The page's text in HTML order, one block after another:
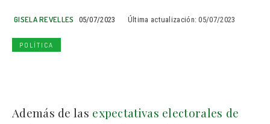
GISELA REVELLES 05/07/2023 Última actualización: 05/07/2023
POLÍTICA
Además de las expectativas electorales de